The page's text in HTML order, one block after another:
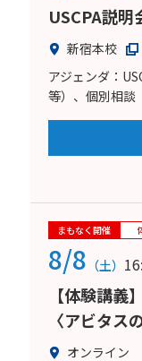
USCPA説明
新宿本校
アジェンダ：
等）、個別相談
まもなく開催
8/8 （土）
【体験講
〈アビタス
オンライン